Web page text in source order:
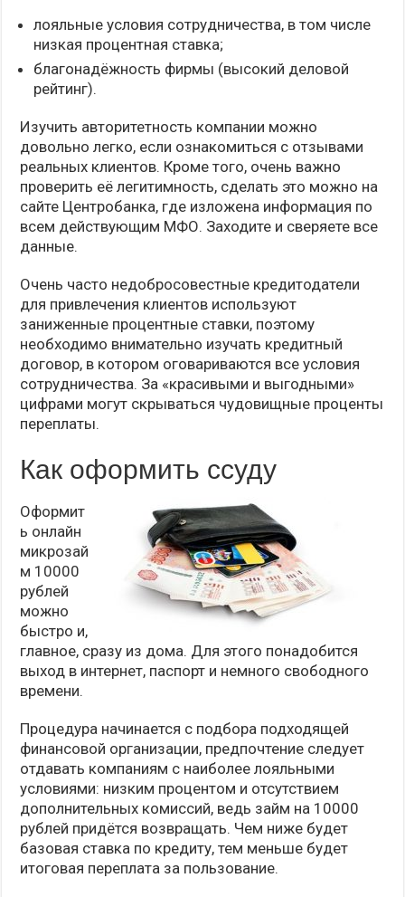
лояльные условия сотрудничества, в том числе
низкая процентная ставка;
благонадёжность фирмы (высокий деловой
рейтинг).
Изучить авторитетность компании можно
довольно легко, если ознакомиться с отзывами
реальных клиентов. Кроме того, очень важно
проверить её легитимность, сделать это можно на
сайте Центробанка, где изложена информация по
всем действующим МФО. Заходите и сверяете все
данные.
Очень часто недобросовестные кредитодатели
для привлечения клиентов используют
заниженные процентные ставки, поэтому
необходимо внимательно изучать кредитный
договор, в котором оговариваются все условия
сотрудничества. За «красивыми и выгодными»
цифрами могут скрываться чудовищные проценты
переплаты.
Как оформить ссуду
Оформит
ь онлайн
микрозай
м 10000
рублей
можно
быстро и,
главное, сразу из дома. Для этого понадобится
выход в интернет, паспорт и немного свободного
времени.
Процедура начинается с подбора подходящей
финансовой организации, предпочтение следует
отдавать компаниям с наиболее лояльными
условиями: низким процентом и отсутствием
дополнительных комиссий, ведь займ на 10000
рублей придётся возвращать. Чем ниже будет
базовая ставка по кредиту, тем меньше будет
итоговая переплата за пользование.